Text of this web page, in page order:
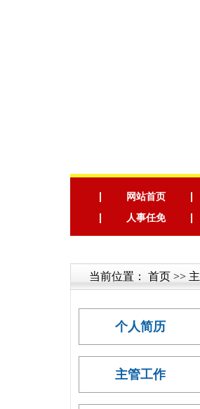
网站首页
人事任免
当前位置： 首页 >>
个人简历
主管工作